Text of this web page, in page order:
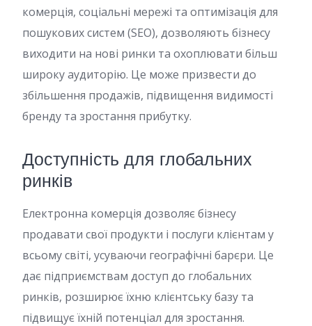
комерція, соціальні мережі та оптимізація для
пошукових систем (SEO), дозволяють бізнесу
виходити на нові ринки та охоплювати більш
широку аудиторію. Це може призвести до
збільшення продажів, підвищення видимості
бренду та зростання прибутку.
Доступність для глобальних
ринків
Електронна комерція дозволяє бізнесу
продавати свої продукти і послуги клієнтам у
всьому світі, усуваючи географічні барєри. Це
дає підприємствам доступ до глобальних
ринків, розширює їхню клієнтську базу та
підвищує їхній потенціал для зростання.